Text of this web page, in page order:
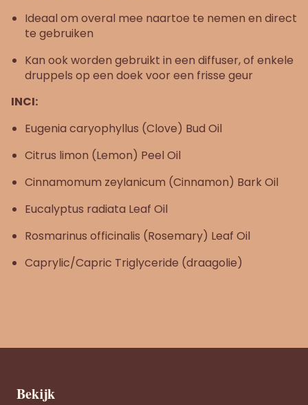
Ideaal om overal mee naartoe te nemen en direct
te gebruiken
Kan ook worden gebruikt in een diffuser, of enkele
druppels op een doek voor een frisse geur
INCI:
Eugenia caryophyllus (Clove) Bud Oil
Citrus limon (Lemon) Peel Oil
Cinnamomum zeylanicum (Cinnamon) Bark Oil
Eucalyptus radiata Leaf Oil
Rosmarinus officinalis (Rosemary) Leaf Oil
Caprylic/Capric Triglyceride (draagolie)
Bekijk